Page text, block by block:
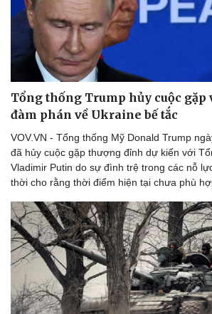
Tổng thống Trump hủy cuộc gặp
đàm phán về Ukraine bế tắc
VOV.VN - Tổng thống Mỹ Donald Trump
đã hủy cuộc gặp thượng đỉnh dự kiến với
Vladimir Putin do sự đình trệ trong các nỗ
thời cho rằng thời điểm hiện tại chưa phù